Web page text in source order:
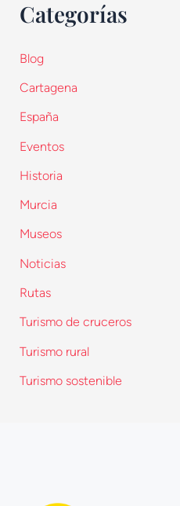
Categorías
Blog
Cartagena
España
Eventos
Historia
Murcia
Museos
Noticias
Rutas
Turismo de cruceros
Turismo rural
Turismo sostenible